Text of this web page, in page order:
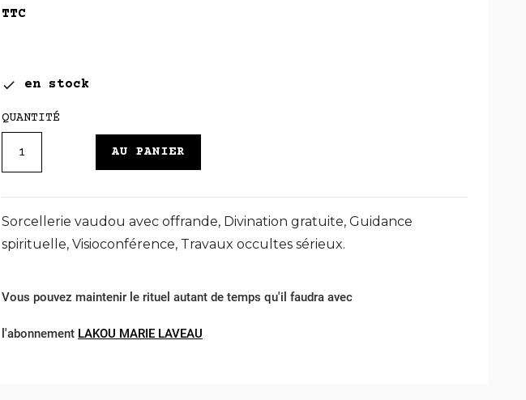
TTC
 en stock
QUANTITÉ
AU PANIER
Sorcellerie vaudou avec offrande, Divination gratuite, Guidance
spirituelle, Visioconférence, Travaux occultes sérieux.
Vous pouvez maintenir le rituel autant de temps qu'il faudra avec
l'abonnement LAKOU MARIE LAVEAU